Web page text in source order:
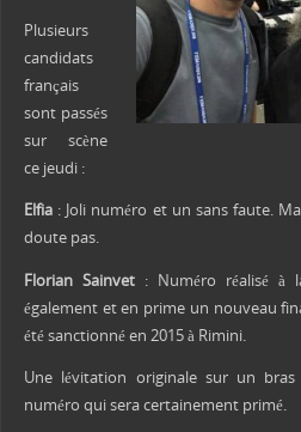
Plusieurs
candidats
français
sont passés
sur scène
ce jeudi :
Elfia: Joli numéro et un sans faute.
doute pas.
Florian Sainvet: Numéro réalisé à
également et en prime un nouveau
été sanctionné en 2015 à Rimini.
Une lévitation originale sur un
numéro qui sera certainement primé.